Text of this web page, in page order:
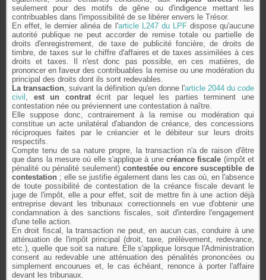
seulement pour des motifs de gêne ou d'indigence mettant les
contribuables dans l'impossibilité de se libérer envers le Trésor.
En effet, le dernier alinéa de l'article L247 du LPFdispose qu'aucune
autorité publique ne peut accorder de remise totale ou partielle de
droits d'enregistrement, de taxe de publicité foncière, de droits de
timbre, de taxes sur le chiffre d'affaires et de taxes assimilées à ces
droits et taxes. Il n'est donc pas possible, en ces matières, de
prononcer en faveur des contribuables la remise ou une modération du
principal des droits dont ils sont redevables.
La transaction, suivant la définition qu'en donne l'article 2044 du code
civil , est un contratécrit par lequel les parties terminent une
contestation née ou préviennent une contestation à naître.
Elle suppose donc, contrairement à la remise ou modération qui
constitue un acte unilatéral d'abandon de créance, des concessions
réciproques faites par le créancier et le débiteur sur leurs droits
respectifs.
Compte tenu de sa nature propre, la transaction n'a de raison d'être
que dans la mesure où elle s'applique à une créance fiscale (impôt et
pénalité ou pénalité seulement) contestée ou encore susceptible de
contestation ; elle se justifie également dans les cas où, en l'absence
de toute possibilité de contestation de la créance fiscale devant le
juge de l'impôt, elle a pour effet, soit de mettre fin à une action déjà
entreprise devant les tribunaux correctionnels en vue d'obtenir une
condamnation à des sanctions fiscales, soit d'interdire l'engagement
d'une telle action.
En droit fiscal, la transaction ne peut, en aucun cas, conduire à une
atténuation de l'impôt principal (droit, taxe, prélèvement, redevance,
etc.), quelle que soit sa nature. Elle s'applique lorsque l'Administration
consent au redevable une atténuation des pénalités prononcées ou
simplement encourues et, le cas échéant, renonce à porter l'affaire
devant les tribunaux.